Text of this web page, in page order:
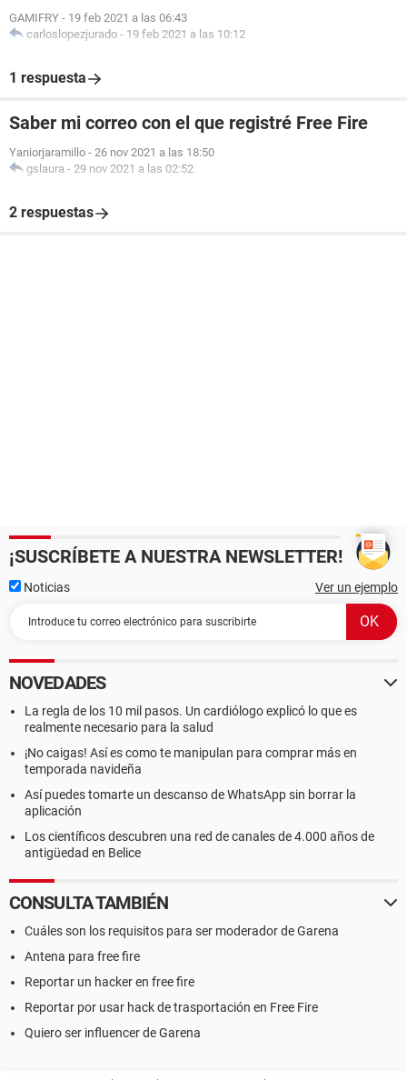
GAMIFRY - 19 feb 2021 a las 06:43
carloslopezjurado - 19 feb 2021 a las 10:12
1 respuesta
Saber mi correo con el que registré Free Fire
Yaniorjaramillo - 26 nov 2021 a las 18:50
gslaura - 29 nov 2021 a las 02:52
2 respuestas
¡SUSCRÍBETE A NUESTRA NEWSLETTER!
Noticias Ver un ejemplo
NOVEDADES
La regla de los 10 mil pasos. Un cardiólogo explicó lo que es
realmente necesario para la salud
¡No caigas! Así es como te manipulan para comprar más en
temporada navideña
Así puedes tomarte un descanso de WhatsApp sin borrar la
aplicación
Los científicos descubren una red de canales de 4.000 años de
antigüedad en Belice
CONSULTA TAMBIÉN
Cuáles son los requisitos para ser moderador de Garena
Antena para free fire
Reportar un hacker en free fire
Reportar por usar hack de trasportación en Free Fire
Quiero ser influencer de Garena